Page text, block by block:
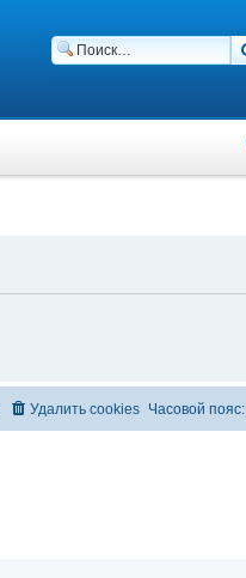
Часовой пояс:
Удалить cookies